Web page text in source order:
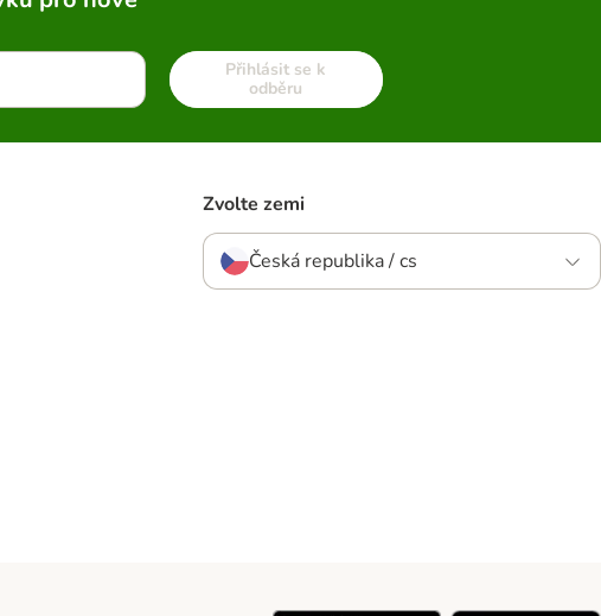
Přihlásit se k
odběru
Zvolte zemi
Česká republika / cs